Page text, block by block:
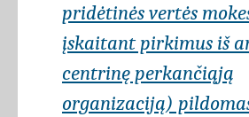
pridėtinės vertės
įskaitant pirkimus iš
centrinę perkančiąją
organizaciją)